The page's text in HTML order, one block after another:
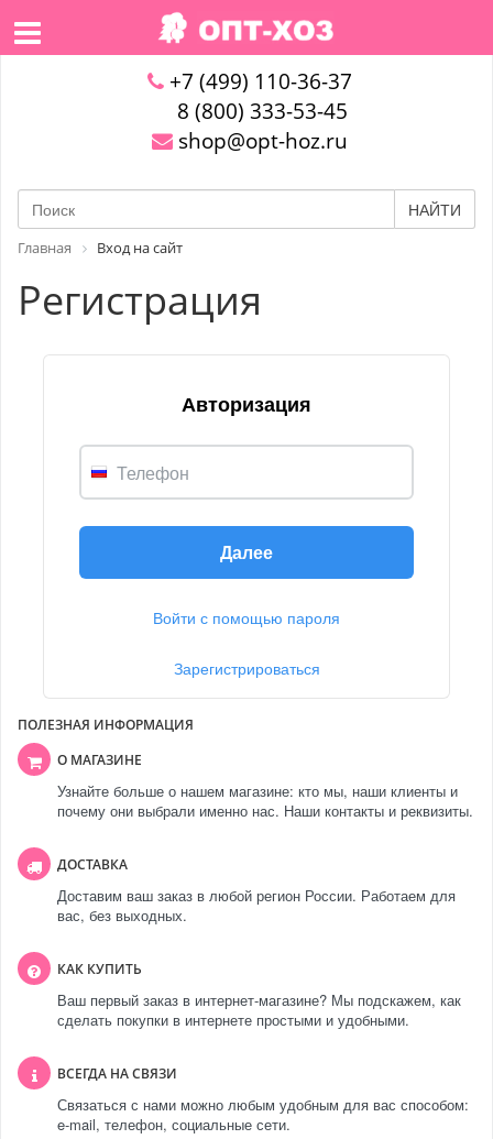
+7 (499) 110-36-37
8 (800) 333-53-45
shop@opt-hoz.ru
НАЙТИ
Главная Вход на сайт
Регистрация
Авторизация
Телефон
Далее
Войти с помощью пароля
Зарегистрироваться
ПОЛЕЗНАЯ ИНФОРМАЦИЯ
О МАГАЗИНЕ
Узнайте больше о нашем магазине: кто мы, наши клиенты и
почему они выбрали именно нас. Наши контакты и реквизиты.
ДОСТАВКА
Доставим ваш заказ в любой регион России. Работаем для
вас, без выходных.
КАК КУПИТЬ
Ваш первый заказ в интернет-магазине? Мы подскажем, как
сделать покупки в интернете простыми и удобными.
ВСЕГДА НА СВЯЗИ
Связаться с нами можно любым удобным для вас способом:
e-mail, телефон, социальные сети.